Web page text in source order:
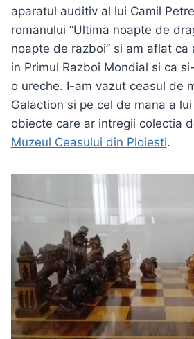
aparatul auditiv al lui Camil
romanului “Ultima noapte de
noapte de razboi” si am aflat
in Primul Razboi Mondial si ca
o ureche. I-am vazut ceasul de
Galaction si pe cel de mana a
obiecte care ar intregii colectia
Muzeul Ceasului din Ploiesti.